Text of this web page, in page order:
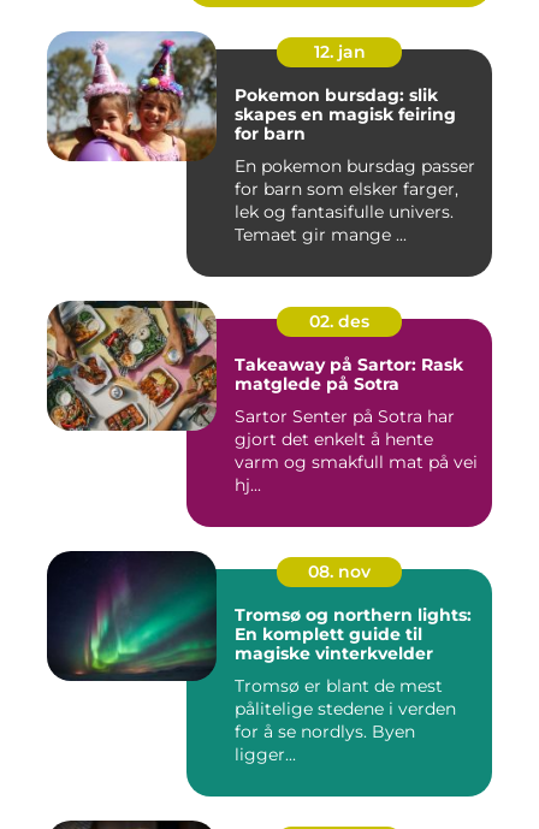
12. jan
Pokemon bursdag: slik
skapes en magisk feiring
for barn
En pokemon bursdag passer
for barn som elsker farger,
lek og fantasifulle univers.
Temaet gir mange ...
02. des
Takeaway på Sartor: Rask
matglede på Sotra
Sartor Senter på Sotra har
gjort det enkelt å hente
varm og smakfull mat på vei
hj...
08. nov
Tromsø og northern lights:
En komplett guide til
magiske vinterkvelder
Tromsø er blant de mest
pålitelige stedene i verden
for å se nordlys. Byen
ligger...